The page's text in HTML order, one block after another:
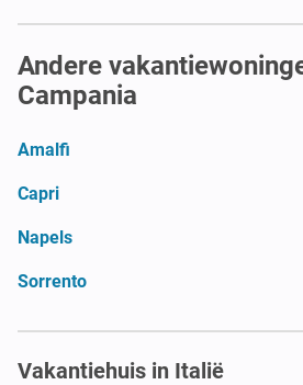
Andere
Campania
Amalfi
Capri
Napels
Sorrento
Vakantiehuis in Italië